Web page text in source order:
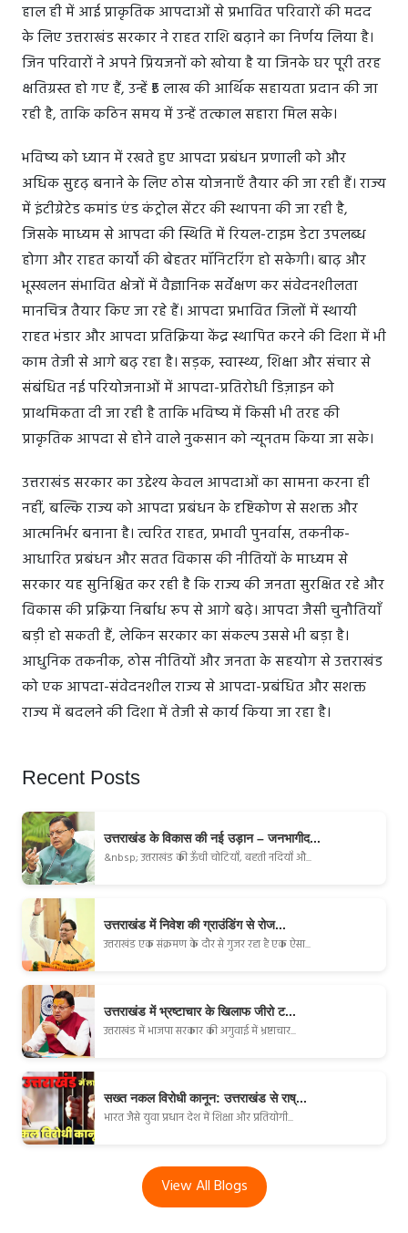
हाल ही में आई प्राकृतिक आपदाओं से प्रभावित परिवारों की मदद
के लिए उत्तराखंड सरकार ने राहत राशि बढ़ाने का निर्णय लिया है।
जिन परिवारों ने अपने प्रियजनों को खोया है या जिनके घर पूरी तरह
क्षतिग्रस्त हो गए हैं, उन्हें ₹5 लाख की आर्थिक सहायता प्रदान की जा
रही है, ताकि कठिन समय में उन्हें तत्काल सहारा मिल सके।
भविष्य को ध्यान में रखते हुए आपदा प्रबंधन प्रणाली को और
अधिक सुदृढ़ बनाने के लिए ठोस योजनाएँ तैयार की जा रही हैं। राज्य
में इंटीग्रेटेड कमांड एंड कंट्रोल सेंटर की स्थापना की जा रही है,
जिसके माध्यम से आपदा की स्थिति में रियल-टाइम डेटा उपलब्ध
होगा और राहत कार्यों की बेहतर मॉनिटरिंग हो सकेगी। बाढ़ और
भूस्खलन संभावित क्षेत्रों में वैज्ञानिक सर्वेक्षण कर संवेदनशीलता
मानचित्र तैयार किए जा रहे हैं। आपदा प्रभावित जिलों में स्थायी
राहत भंडार और आपदा प्रतिक्रिया केंद्र स्थापित करने की दिशा में भी
काम तेजी से आगे बढ़ रहा है। सड़क, स्वास्थ्य, शिक्षा और संचार से
संबंधित नई परियोजनाओं में आपदा-प्रतिरोधी डिज़ाइन को
प्राथमिकता दी जा रही है ताकि भविष्य में किसी भी तरह की
प्राकृतिक आपदा से होने वाले नुकसान को न्यूनतम किया जा सके।
उत्तराखंड सरकार का उद्देश्य केवल आपदाओं का सामना करना ही
नहीं, बल्कि राज्य को आपदा प्रबंधन के दृष्टिकोण से सशक्त और
आत्मनिर्भर बनाना है। त्वरित राहत, प्रभावी पुनर्वास, तकनीक-
आधारित प्रबंधन और सतत विकास की नीतियों के माध्यम से
सरकार यह सुनिश्चित कर रही है कि राज्य की जनता सुरक्षित रहे और
विकास की प्रक्रिया निर्बाध रूप से आगे बढ़े। आपदा जैसी चुनौतियाँ
बड़ी हो सकती हैं, लेकिन सरकार का संकल्प उससे भी बड़ा है।
आधुनिक तकनीक, ठोस नीतियों और जनता के सहयोग से उत्तराखंड
को एक आपदा-संवेदनशील राज्य से आपदा-प्रबंधित और सशक्त
राज्य में बदलने की दिशा में तेजी से कार्य किया जा रहा है।
Recent Posts
उत्तराखंड के विकास की नई उड़ान – जनभागीद...
&nbsp; उत्तराखंड की ऊँची चोटियाँ, बहती नदियाँ औ...
उत्तराखंड में निवेश की ग्राउंडिंग से रोज...
उत्तराखंड एक संक्रमण के दौर से गुजर रहा है एक ऐसा...
उत्तराखंड में भ्रष्टाचार के खिलाफ जीरो ट...
उत्तराखंड में भाजपा सरकार की अगुवाई में भ्रष्टाचार...
सख्त नकल विरोधी कानून: उत्तराखंड से राष्...
भारत जैसे युवा प्रधान देश में शिक्षा और प्रतियोगी...
View All Blogs